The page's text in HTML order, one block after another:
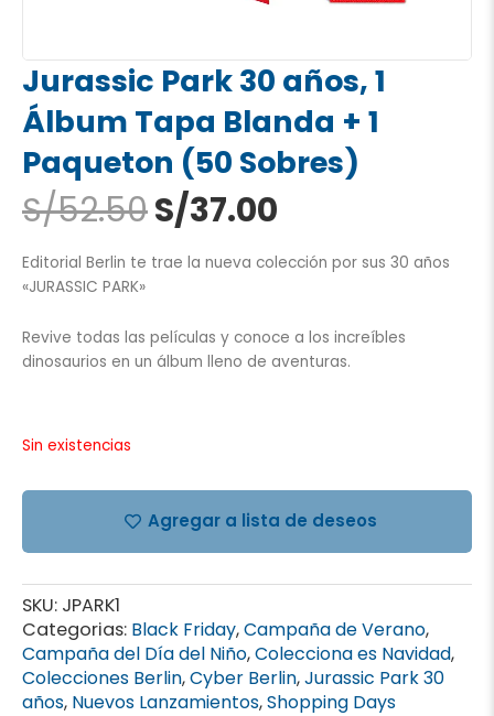
Jurassic Park 30 años, 1
Álbum Tapa Blanda + 1
Paqueton (50 Sobres)
S/52.50El
precio
original
era:
S/37.00
actual
es:
Editorial Berlin te trae la nueva colección por sus 30 años
«JURASSIC PARK»
Revive todas las películas y conoce a los increíbles
dinosaurios en un álbum lleno de aventuras.
Sin existencias
Agregar a lista de deseos
SKU: JPARK1
Categorias: Black Friday,Campaña de Verano,
Campaña del Día del Niño,Colecciona es Navidad,
Colecciones Berlin,Cyber Berlin,Jurassic Park 30
años, Nuevos Lanzamientos,Shopping Days